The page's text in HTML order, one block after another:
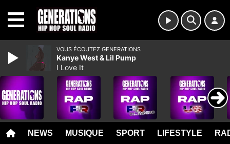
NEWS MUSIQUE SPORT LIFESTYLE
VOUS ÉCOUTEZ GENERATIONS
Kanye West & Lil Pump
I Love It